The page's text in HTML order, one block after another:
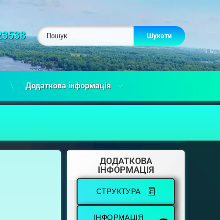
Додаткова інформація
ДОДАТКОВА
ІНФОРМАЦІЯ
СТРУКТУРА
ІНФОРМАЦІЯ